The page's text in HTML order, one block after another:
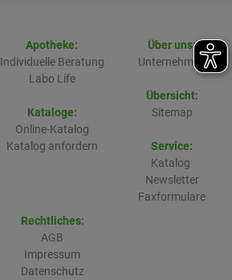
Apotheke:
Individuelle Beratung
Labo Life
Kataloge:
Online-Katalog
Katalog anfordern
Über uns:
Unternehmen
Übersicht:
Sitemap
Service:
Katalog
Newsletter
Faxformulare
Rechtliches:
AGB
Impressum
Datenschutz